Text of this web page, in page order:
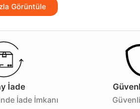
olacaktır. Kaliteli aydınlatma
Görüntüle
İade
İade İmkanı